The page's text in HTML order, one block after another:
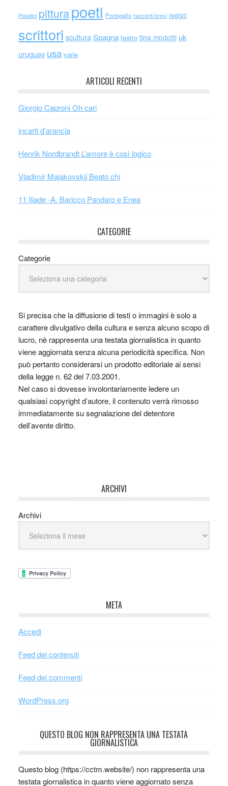
Pasolini pitturapoeti Portogallo racconti brevi registi
scrittori scultura Spagna teatro tina modotti uk
uruguay usa varie
ARTICOLI RECENTI
Giorgio Caproni Oh cari
incarti d’arancia
Henrik Nordbrandt L’amore è così logico
Vladimir Majakovskij Beato chi
11 Iliade -A. Baricco Pandaro e Enea
CATEGORIE
Categorie
Si precisa che la diffusione di testi o immagini è solo a
carattere divulgativo della cultura e senza alcuno scopo di
lucro, nè rappresenta una testata giornalistica in quanto
viene aggiornata senza alcuna periodicità specifica. Non
può pertanto considerarsi un prodotto editoriale ai sensi
della legge n. 62 del 7.03.2001.
Nel caso si dovesse involontariamente ledere un
qualsiasi copyright d’autore, il contenuto verrà rimosso
immediatamente su segnalazione del detentore
dell’avente diritto.
ARCHIVI
Archivi
META
Accedi
Feed dei contenuti
Feed dei commenti
WordPress.org
QUESTO BLOG NON RAPPRESENTA UNA TESTATA
GIORNALISTICA
Questo blog (https://cctm.website/) non rappresenta una
testata giornalistica in quanto viene aggiornato senza